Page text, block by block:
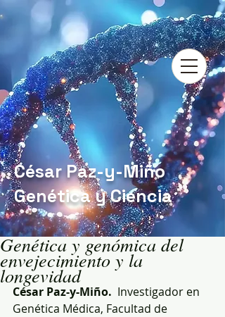
César Paz-y-Miño
Genética y Ciencia
Genética y genómica del
envejecimiento y la
longevidad
César Paz-y-Miño. Investigador en
Genética Médica, Facultad de